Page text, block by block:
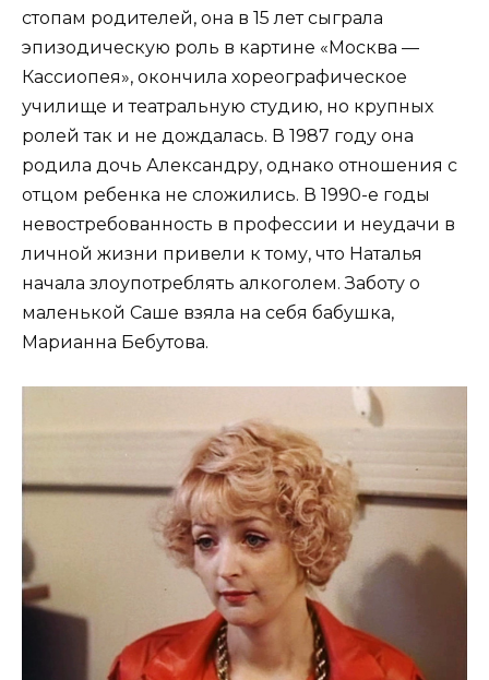
стопам родителей, она в 15 лет сыграла
эпизодическую роль в картине «Москва —
Кассиопея», окончила хореографическое
училище и театральную студию, но крупных
ролей так и не дождалась. В 1987 году она
родила дочь Александру, однако отношения с
отцом ребенка не сложились. В 1990-е годы
невостребованность в профессии и неудачи в
личной жизни привели к тому, что Наталья
начала злоупотреблять алкоголем. Заботу о
маленькой Саше взяла на себя бабушка,
Марианна Бебутова.